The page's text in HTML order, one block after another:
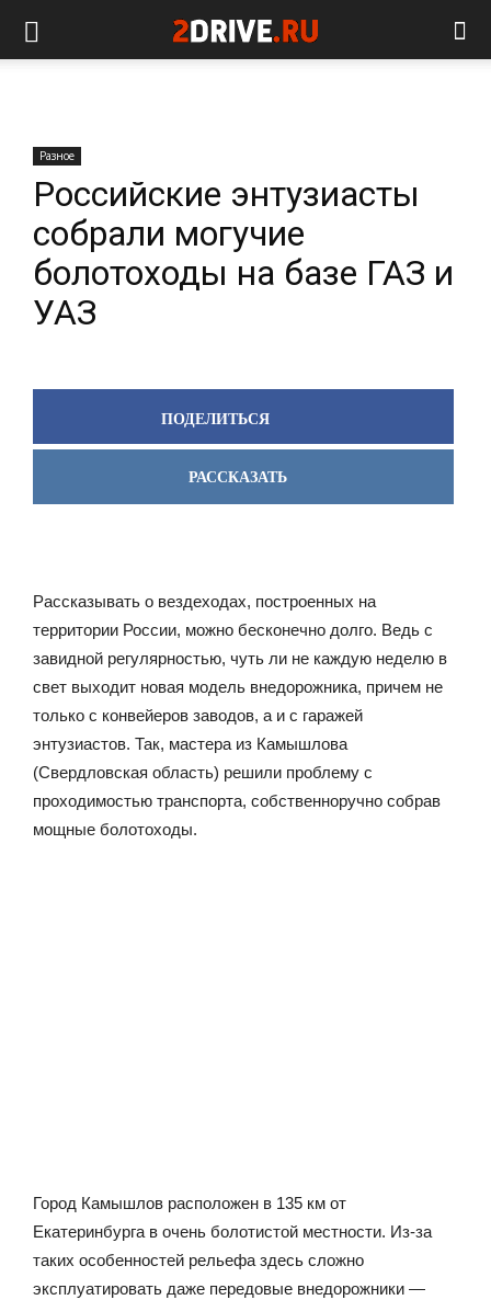
Разное
Российские энтузиасты
собрали могучие
болотоходы на базе ГАЗ и
УАЗ
ПОДЕЛИТЬСЯ
РАССКАЗАТЬ
Рассказывать о вездеходах, построенных на
территории России, можно бесконечно долго. Ведь с
завидной регулярностью, чуть ли не каждую неделю в
свет выходит новая модель внедорожника, причем не
только с конвейеров заводов, а и с гаражей
энтузиастов. Так, мастера из Камышлова
(Свердловская область) решили проблему с
проходимостью транспорта, собственноручно собрав
мощные болотоходы.
Город Камышлов расположен в 135 км от
Екатеринбурга в очень болотистой местности. Из-за
таких особенностей рельефа здесь сложно
эксплуатировать даже передовые внедорожники —